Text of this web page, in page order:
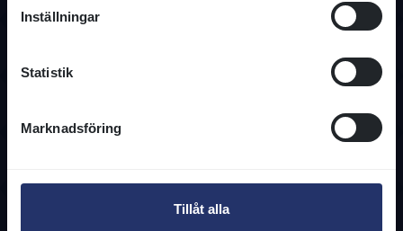
Inställningar
Statistik
Marknadsföring
Tillåt alla